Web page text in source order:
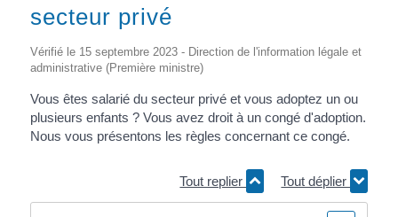
secteur privé
Vérifié le 15 septembre 2023 - Direction de l'information légale et
administrative (Première ministre)
Vous êtes salarié du secteur privé et vous adoptez un ou
plusieurs enfants ? Vous avez droit à un congé d'adoption.
Nous vous présentons les règles concernant ce congé.
Tout replier Tout déplier